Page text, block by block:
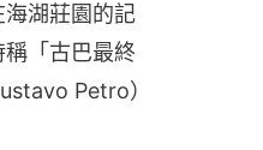
湖莊園的記
「古巴最終
Petro）